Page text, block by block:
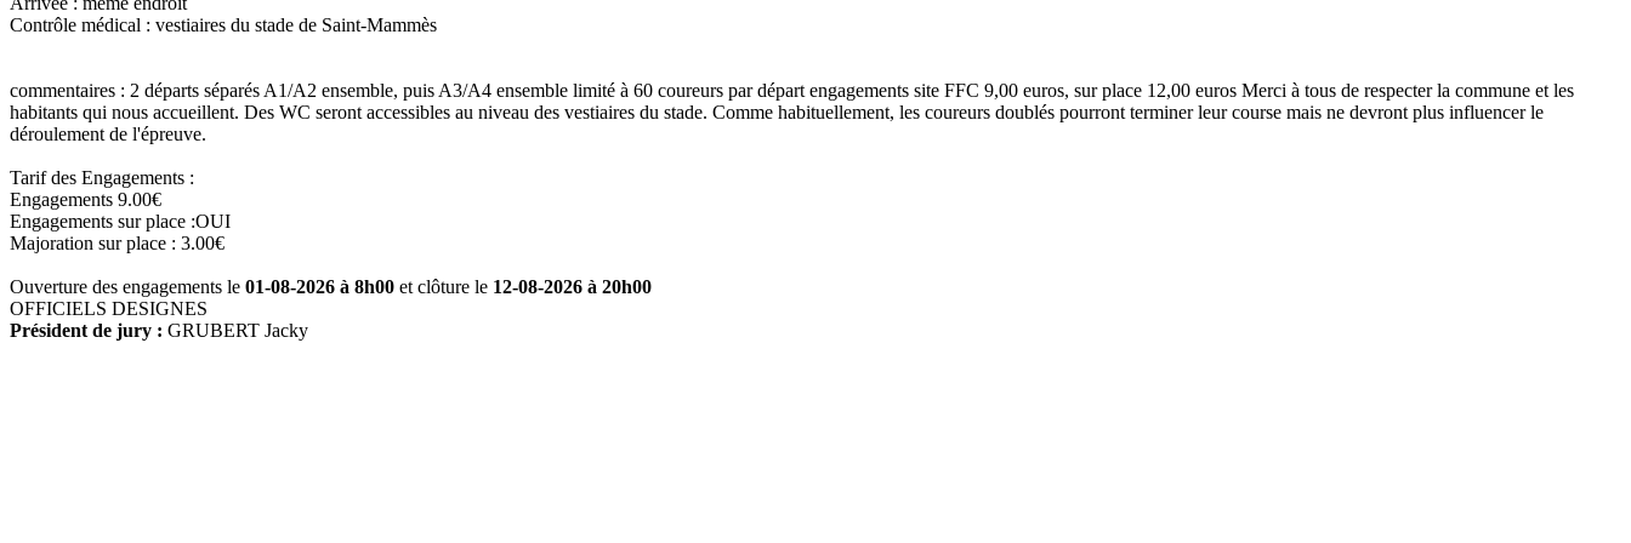
Contrôle médical : vestiaires du stade de Saint-Mammès
commentaires : 2 départs séparés A1/A2 ensemble, puis A3/A4 ensemble limité à 60 coureurs par départ engagements site FFC 9,00 euros, sur place 12,00 euros Merci à tous de respecter la commune et les
habitants qui nous accueillent. Des WC seront accessibles au niveau des vestiaires du stade. Comme habituellement, les coureurs doublés pourront terminer leur course mais ne devront plus influencer le
déroulement de l'épreuve.
Tarif des Engagements :
Engagements 9.00€
Engagements sur place :OUI
Majoration sur place : 3.00€
Ouverture des engagements le 01-08-2026 à 8h00 et clôture le 12-08-2026 à 20h00
OFFICIELS DESIGNES
Président de jury : GRUBERT Jacky